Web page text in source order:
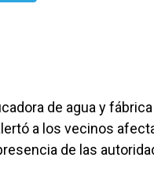
de agua y
a los vecinos
de las